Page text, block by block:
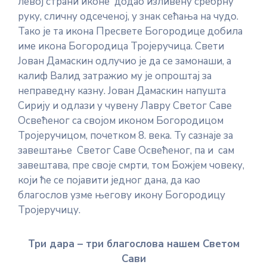
руку, сличну одсеченој, у знак сећања на чудо.
Тако је та икона Пресвете Богородице добила
име икона Богородица Тројеручица. Свети
Јован Дамаскин одлучио је да се замонаши, а
калиф Валид затражио му је опроштај за
неправедну казну. Јован Дамаскин напушта
Сирију и одлази у чувену Лавру Светог Саве
Освећеног са својом иконом Богородицом
Тројеручицом, почетком 8. века. Ту сазнаје за
завештање Светог Саве Освећеног, па и сам
завештава, пре своје смрти, том Божјем човеку,
који ће се појавити једног дана, да као
благослов узме његову икону Богородицу
Тројеручицу.
Три дара – три благослова нашем Светом
Сави